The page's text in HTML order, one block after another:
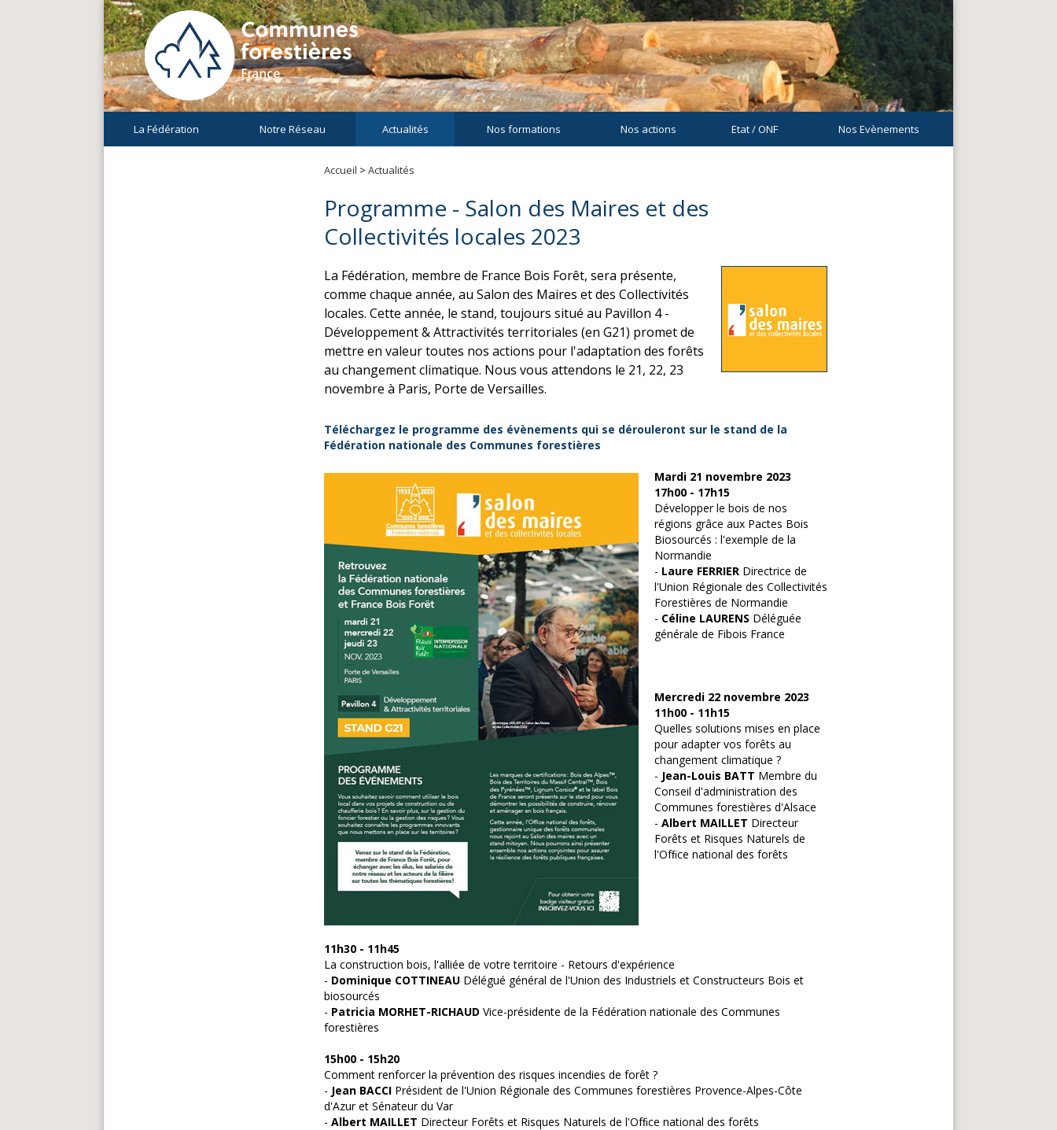
La Fédération Notre Réseau Actualités Nos formations Nos actions Etat / ONF Nos Evènements
Accueil > Actualités
Programme - Salon des Maires et des
Collectivités locales 2023
La Fédération, membre de France Bois Forêt, sera présente,
comme chaque année, au Salon des Maires et des Collectivités
locales. Cette année, le stand, toujours situé au Pavillon 4 -
Développement & Attractivités territoriales (en G21) promet de
mettre en valeur toutes nos actions pour l'adaptation des forêts
au changement climatique. Nous vous attendons le 21, 22, 23
novembre à Paris, Porte de Versailles.
Téléchargez le programme des évènements qui se dérouleront sur le stand de la
Fédération nationale des Communes forestières
Mardi 21 novembre 2023
17h00 - 17h15
Développer le bois de nos
régions grâce aux Pactes Bois
Biosourcés : l'exemple de la
Normandie
- Laure FERRIER Directrice de
l'Union Régionale des Collectivités
Forestières de Normandie
- Céline LAURENS Déléguée
générale de Fibois France
Mercredi 22 novembre 2023
11h00 - 11h15
Quelles solutions mises en place
pour adapter vos forêts au
changement climatique ?
- Jean-Louis BATT Membre du
Conseil d'administration des
Communes forestières d'Alsace
- Albert MAILLET Directeur
Forêts et Risques Naturels de
l'Ofﬁce national des forêts
11h30 - 11h45
La construction bois, l'alliée de votre territoire - Retours d'expérience
- Dominique COTTINEAU Délégué général de l'Union des Industriels et Constructeurs Bois et
biosourcés
- Patricia MORHET-RICHAUD Vice-présidente de la Fédération nationale des Communes
forestières
15h00 - 15h20
Comment renforcer la prévention des risques incendies de forêt ?
- Jean BACCI Président de l'Union Régionale des Communes forestières Provence-Alpes-Côte
d'Azur et Sénateur du Var
- Albert MAILLET Directeur Forêts et Risques Naturels de l'Ofﬁce national des forêts